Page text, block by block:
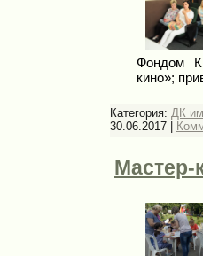
Фондом
кино»;
Категория: ДК
30.06.2017 |
Мастер-